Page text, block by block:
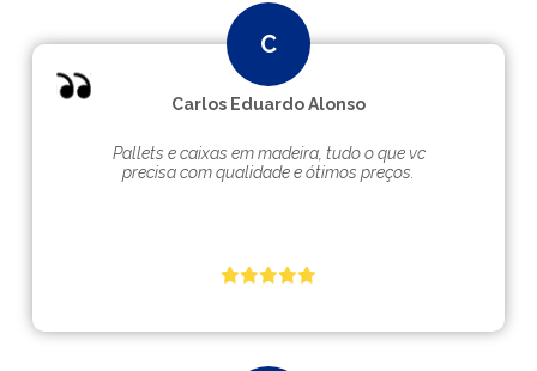
Carlos Eduardo Alonso
Pallets e caixas em madeira, tudo o que vc
precisa com qualidade e ótimos preços.